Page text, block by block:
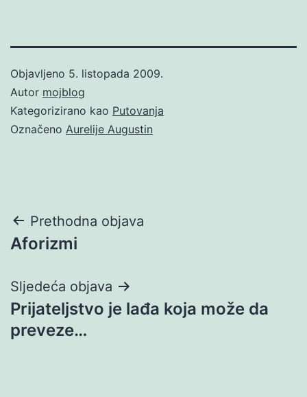
Objavljeno 5. listopada 2009.
Autor mojblog
Kategorizirano kao Putovanja
Označeno Aurelije Augustin
Navigacija
objava
Prethodna objava
Aforizmi
Sljedeća objava
Prijateljstvo je lađa koja može da
preveze…